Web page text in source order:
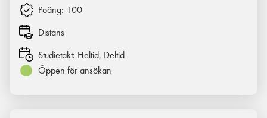
Poäng: 100
Distans
Studietakt: Heltid, Deltid
Öppen för ansökan